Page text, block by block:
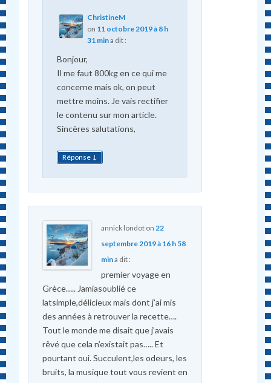
ChristineM
on 11 octobre 2019 à 8 h
31 mina dit :
Bonjour,
Il me faut 800kg en ce qui me
concerne mais ok, on peut
mettre moins. Je vais rectifier
le contenu sur mon article.
Sincères salutations,
Réponse ↓
annick londoton 22
septembre 2019 à 16 h 58
mina dit :
premier voyage en
Grèce….. Jamiasoublié ce
latsimple,délicieux mais dont j’ai mis
des années à retrouver la recette….
Tout le monde me disait que j’avais
rêvé que cela n’existait pas….. Et
pourtant oui. Succulent,les odeurs, les
bruits, la musique tout vous revient en